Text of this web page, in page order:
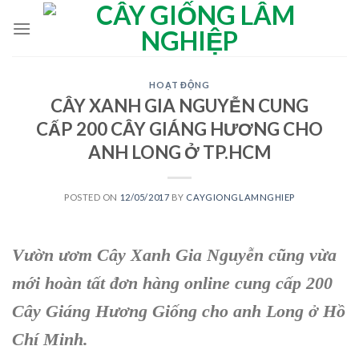
HOẠT ĐỘNG
CÂY XANH GIA NGUYỄN CUNG
CẤP 200 CÂY GIÁNG HƯƠNG CHO
ANH LONG Ở TP.HCM
POSTED ON 12/05/2017 BY CAYGIONGLAMNGHIEP
Vườn ươm Cây Xanh Gia Nguyễn cũng vừa
mới hoàn tất đơn hàng online cung cấp 200
Cây Giáng Hương Giống cho anh Long ở Hồ
Chí Minh.